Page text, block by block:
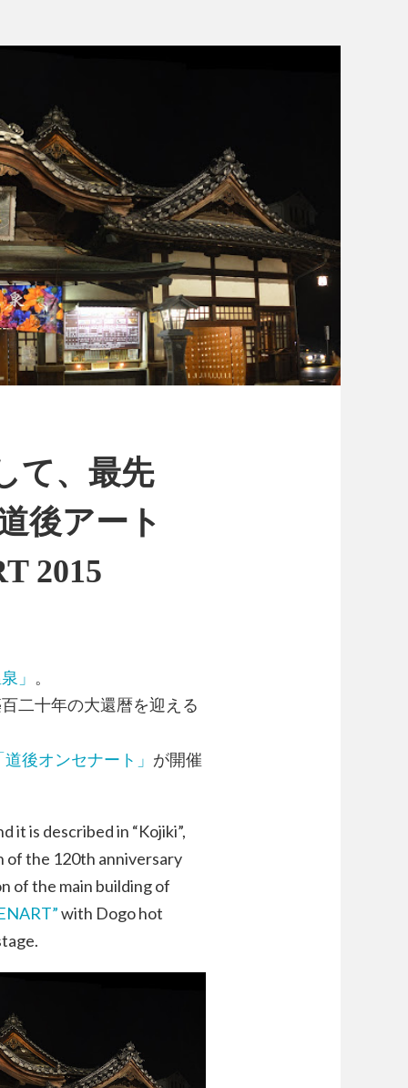
て、最先
後アート
2015
」 。
二十年の大還暦を迎える
道後オンセナート」 が開催
it is described in “Kojiki”,
of the 120th anniversary
of the main building of
with Dogo hot